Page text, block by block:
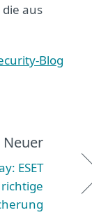
aus
Blog
Neuer
ESET